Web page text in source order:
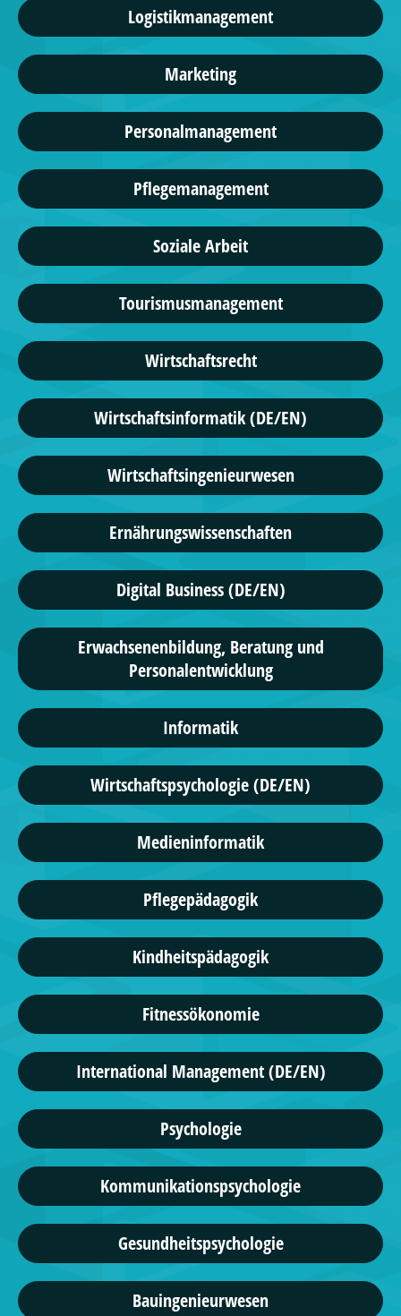
Logistikmanagement
Marketing
Personalmanagement
Pflegemanagement
Soziale Arbeit
Tourismusmanagement
Wirtschaftsrecht
Wirtschaftsinformatik (DE/EN)
Wirtschaftsingenieurwesen
Ernährungswissenschaften
Digital Business (DE/EN)
Erwachsenenbildung, Beratung und
Personalentwicklung
Informatik
Wirtschaftspsychologie (DE/EN)
Medieninformatik
Pflegepädagogik
Kindheitspädagogik
Fitnessökonomie
International Management (DE/EN)
Psychologie
Kommunikationspsychologie
Gesundheitspsychologie
Bauingenieurwesen